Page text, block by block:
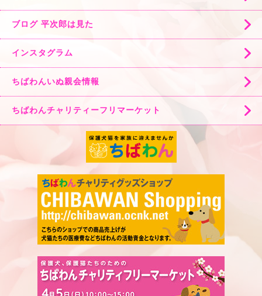
ブログ 平次郎は見た
インスタグラム
ちばわんいぬ親会情報
ちばわんチャリティーフリマーケット